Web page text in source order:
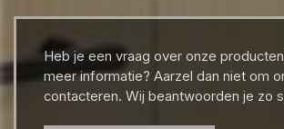
Heb je een vraag over onze
meer informatie? Aarzel dan niet om
contacteren. Wij beantwoorden je zo